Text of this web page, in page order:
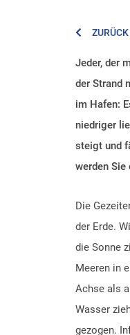
Jeder, der
der Strand
im Hafen:
niedriger
steigt und
werden
Die
der Erde.
die Sonne
Meeren in
Achse als
Wasser
gezogen.